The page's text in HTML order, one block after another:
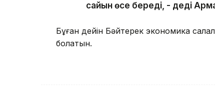
сайын өсе береді, - деді
Бұған дейін Бәйтерек экономика
болатын.